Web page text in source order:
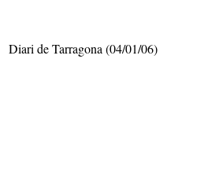
Diari de Tarragona (04/01/06)